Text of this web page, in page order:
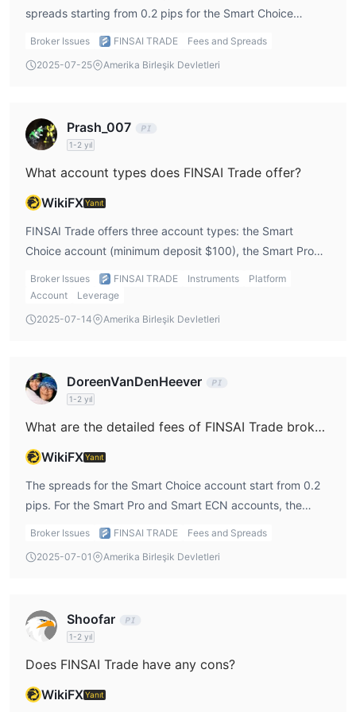
Deposit Options
spreads starting from 0.2 pips for the Smart Choice
account. There are no commissions for any of the account
there are no overnight interest charges.
Broker Issues FINSAI TRADE
Fees and Spreads
2025-07-25
Amerika Birleşik Devletleri
Prash_007
1-2 yıl
What account types does FINSAI Trade offer?
WikiFXYanıt
FINSAI Trade offers three account types: the Smart
Choice account (minimum deposit $100), the Smart Pro
account (minimum deposit $1,000), and the Smart ECN
account (minimum deposit $5,000).
Broker Issues FINSAI TRADE Instruments
Platform
Account
Leverage
2025-07-14
Amerika Birleşik Devletleri
DoreenVanDenHeever
1-2 yıl
What are the detailed fees of FINSAI Trade broker?
WikiFXYanıt
The spreads for the Smart Choice account start from 0.2
pips. For the Smart Pro and Smart ECN accounts, the
spreads are typically tighter. All accounts come with $0
no fees for deposits or withdrawals.
Broker Issues FINSAI TRADE
Fees and Spreads
2025-07-01
Amerika Birleşik Devletleri
Shoofar
1-2 yıl
Does FINSAI Trade have any cons?
WikiFXYanıt